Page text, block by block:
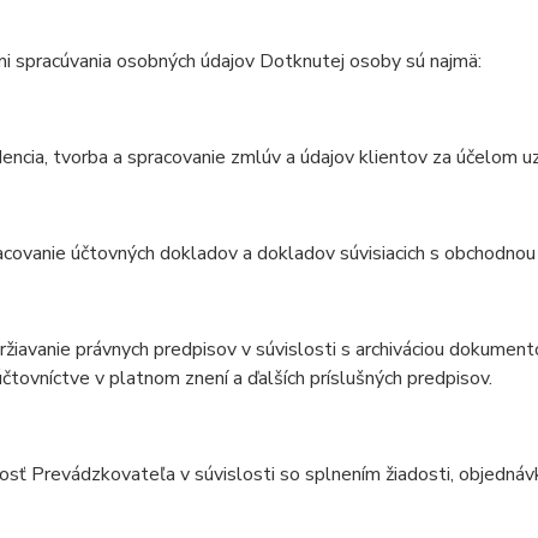
spracúvania osobných údajov Dotknutej osoby sú najmä:
tvorba a spracovanie zmlúv a údajov klientov za účelom
účtovných dokladov a dokladov súvisiacich s
právnych predpisov v súvislosti s archiváciou
v platnom znení a ďalších príslušných predpisov.
Prevádzkovateľa v súvislosti so splnením žiadosti,